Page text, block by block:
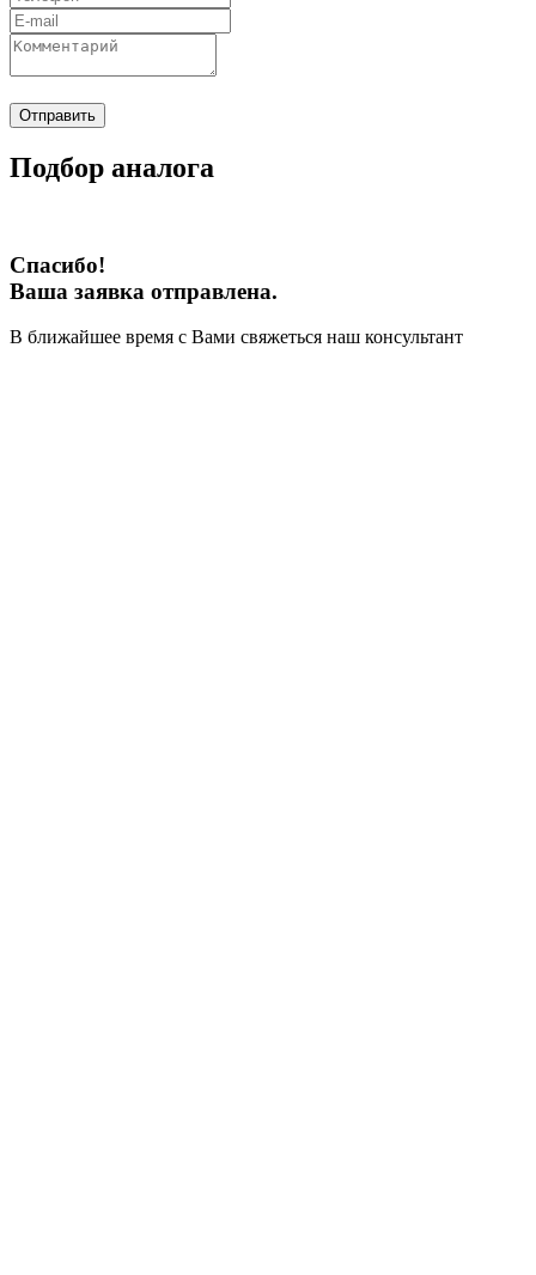
Отправить
Подбор аналога
Спасибо!
Ваша заявка отправлена.
В ближайшее время с Вами свяжеться наш консультант